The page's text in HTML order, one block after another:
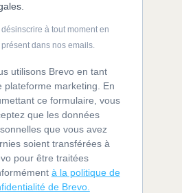
à tout moment en
dans nos emails.
utilisons Brevo en tant
plateforme marketing. En
ce formulaire, vous
que les données
que vous avez
soient transférées à
pour être traitées
à la politique de
de Brevo.